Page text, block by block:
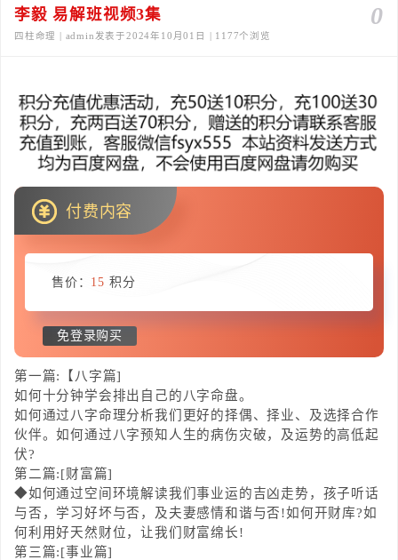
0
李毅 易解班视频3集
四柱命理 | admin发表于2024年10月01日 | 1177个浏览
付费内容
售价： 15 积分
免登录购买
第一篇:【八字篇]
如何十分钟学会排出自己的八字命盘。
如何通过八字命理分析我们更好的择偶、择业、及选择合作
伙伴。如何通过八字预知人生的病伤灾破，及运势的高低起
伏?
第二篇:[财富篇]
◆如何通过空间环境解读我们事业运的吉凶走势，孩子听话
与否，学习好坏与否，及夫妻感情和谐与否!如何开财库?如
何利用好天然财位，让我们财富绵长!
第三篇:[事业篇]